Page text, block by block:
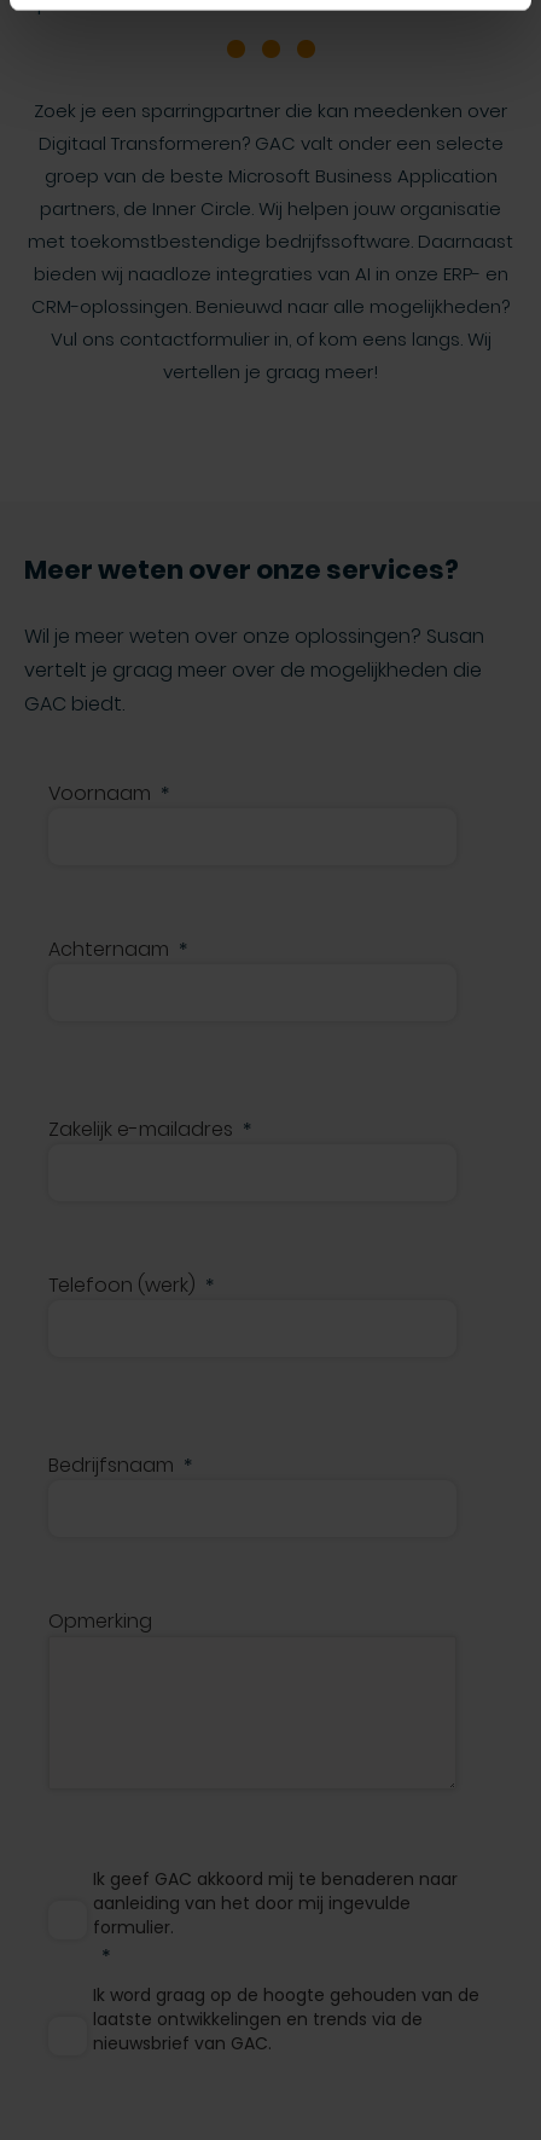
Zoek je een sparringpartner die kan meedenken over
Digitaal Transformeren? GAC valt onder een selecte
groep van de beste Microsoft Business Application
partners, de Inner Circle. Wij helpen jouw organisatie
met toekomstbestendige bedrijfssoftware. Daarnaast
bieden wij naadloze integraties van AI in onze ERP- en
CRM-oplossingen. Benieuwd naar alle mogelijkheden?
Vul ons contactformulier in, of kom eens langs. Wij
vertellen je graag meer!
Meer weten over onze services?
Wil je meer weten over onze oplossingen? Susan
vertelt je graag meer over de mogelijkheden die
GAC biedt.
Voornaam
Achternaam
Zakelijk e-mailadres
Telefoon (werk)
Bedrijfsnaam
Opmerking
Ik geef GAC akkoord mij te benaderen naar
aanleiding van het door mij ingevulde
formulier.
Ik word graag op de hoogte gehouden van de
laatste ontwikkelingen en trends via de
nieuwsbrief van GAC.